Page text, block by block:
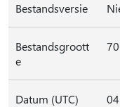
Bestandsversie
Bestandsgroott
e
Datum (UTC)